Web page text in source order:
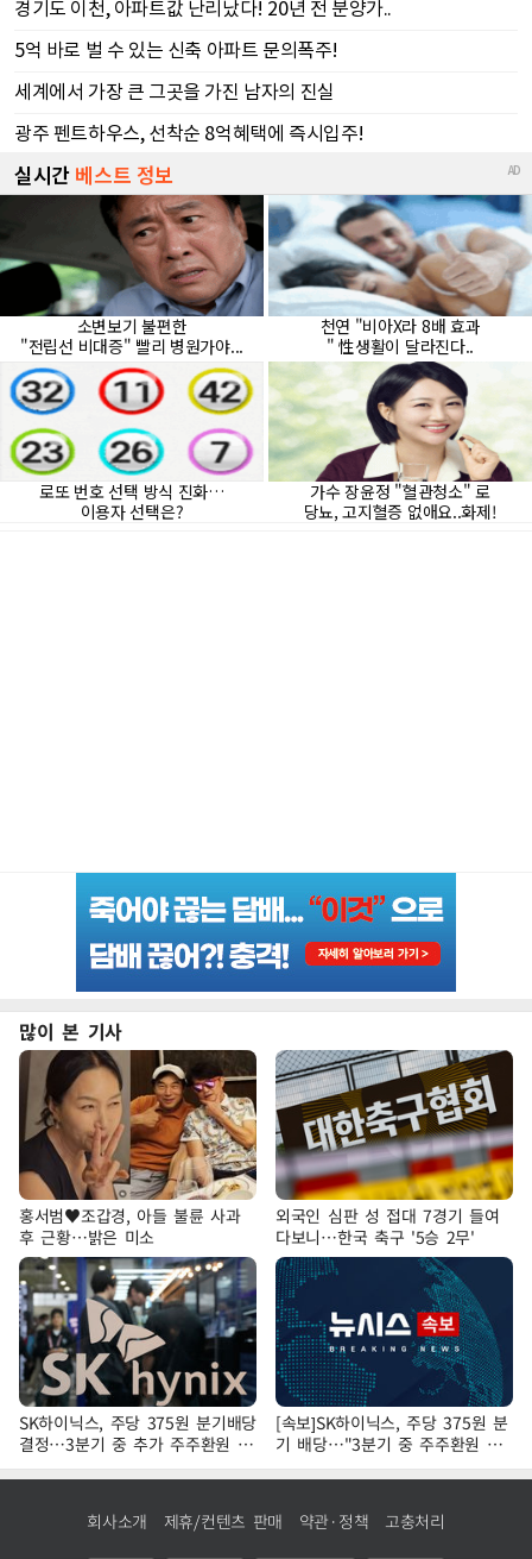
많이 본 기사
홍서범♥조갑경, 아들 불륜 사과
후 근황…밝은 미소
외국인 심판 성 접대 7경기 들여
다보니…한국 축구 '5승 2무'
SK하이닉스, 주당 375원 분기배당
결정…3분기 중 추가 주주환원 발
표
[속보]SK하이닉스, 주당 375원 분
기 배당…"3분기 중 주주환원 방
안 확정"
회사소개 제휴/컨텐츠 판매 약관·정책 고충처리